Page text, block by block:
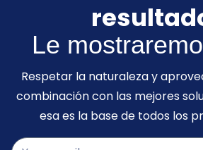
Le
Respetar la naturaleza y
combinación con las mejores
esa es la base de todos los